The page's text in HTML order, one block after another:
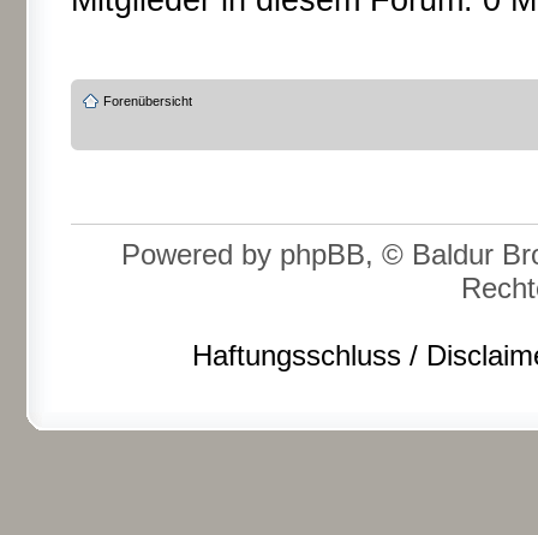
Forenübersicht
Powered by phpBB, © Baldur
Haftungsschluss /